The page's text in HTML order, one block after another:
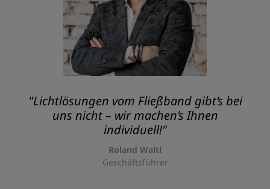
"Lichtlösungen vom Fließband gibt’s bei
uns nicht – wir machen’s Ihnen
individuell!"
Roland Waltl
Geschäftsführer